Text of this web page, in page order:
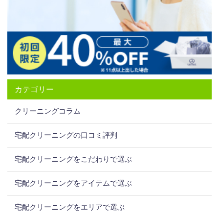
カテゴリー
クリーニングコラム
宅配クリーニングの口コミ評判
宅配クリーニングをこだわりで選ぶ
宅配クリーニングをアイテムで選ぶ
宅配クリーニングをエリアで選ぶ